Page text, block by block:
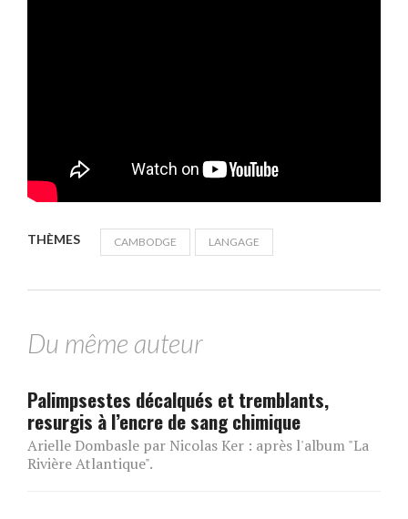
THÈMES CAMBODGE LANGAGE
Du même auteur
Palimpsestes décalqués et tremblants,
resurgis à l’encre de sang chimique
Arielle Dombasle par Nicolas Ker : après l'album "La
Rivière Atlantique".